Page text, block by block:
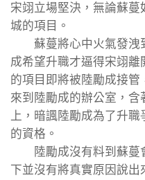
宋翊立場堅決，無論蘇
城的項目。
蘇蔓將心中火氣發洩
成希望升職才逼得宋翊
的項目即將被陸勵成接
來到陸勵成的辦公室，
上，暗諷陸勵成為了升職
的資格。
陸勵成沒有料到蘇蔓
下並沒有將真實原因說